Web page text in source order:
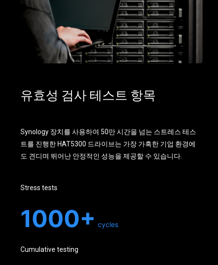
유효성 검사 테스트 항목
Synology 장치를 사용하여 50만 시간을 넘는 스트레스 테스
트를 진행한 HAT5300 드라이브는 가장 가혹한 기업 환경에
도 견디며 뛰어난 안정적인 성능을 제공할 수 있습니다.
Stress tests
1000+ cycles
Cumulative testing